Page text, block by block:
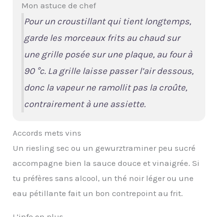
Mon astuce de chef
Pour un croustillant qui tient longtemps,
garde les morceaux frits au chaud sur
une grille posée sur une plaque, au four à
90 °c. La grille laisse passer l’air dessous,
donc la vapeur ne ramollit pas la croûte,
contrairement à une assiette.
Accords mets vins
Un riesling sec ou un gewurztraminer peu sucré
accompagne bien la sauce douce et vinaigrée. Si
tu préfères sans alcool, un thé noir léger ou une
eau pétillante fait un bon contrepoint au frit.